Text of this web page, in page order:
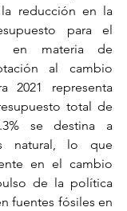
reducción en la
para el
en materia de
al cambio
2021 representa
total de
se destina a
natural, lo que
en el cambio
de la política
fuentes fósiles en